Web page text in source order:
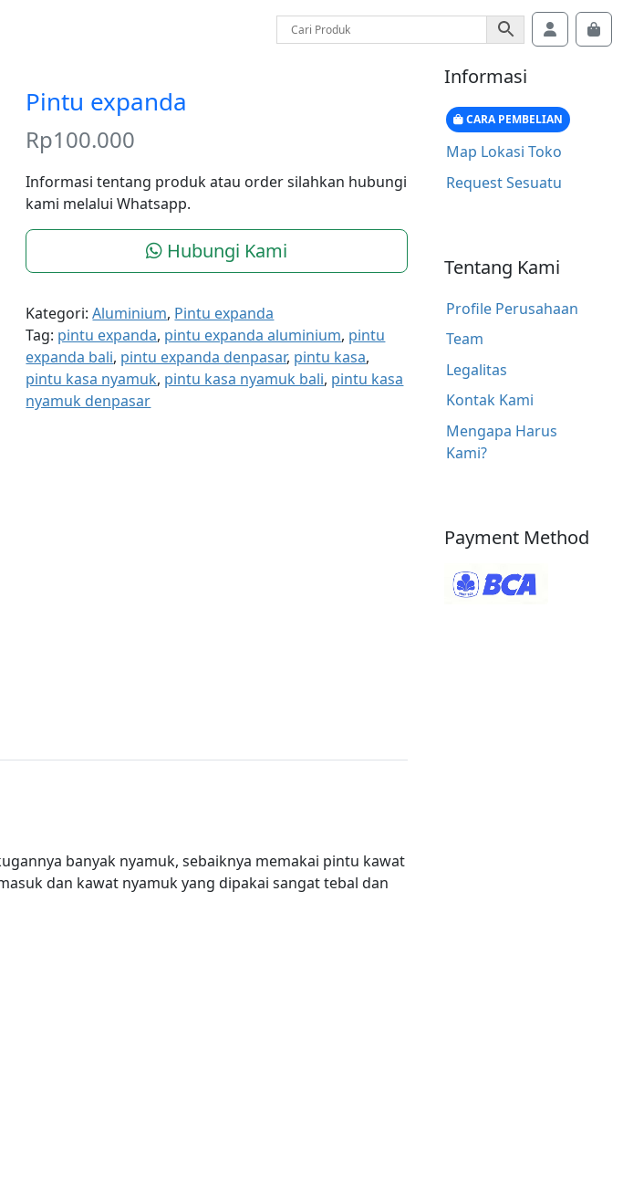
Account
Pintu expanda
Rp100.000
Informasi tentang produk atau order silahkan hubungi
kami melalui Whatsapp.
Hubungi Kami
Kategori:Aluminium, Pintu expanda
Tag: pintu expanda, pintu expanda aluminium, pintu
expanda bali, pintu expanda denpasar, pintu kasa,
pintu kasa nyamuk, pintu kasa nyamuk bali, pintu kasa
nyamuk denpasar
banyak nyamuk, sebaiknya memakai pintu kawat
dan kawat nyamuk yang dipakai sangat tebal dan
Informasi
CARA PEMBELIAN
Map Lokasi Toko
Request Sesuatu
Tentang Kami
Profile Perusahaan
Team
Legalitas
Kontak Kami
Mengapa Harus
Kami?
Payment Method